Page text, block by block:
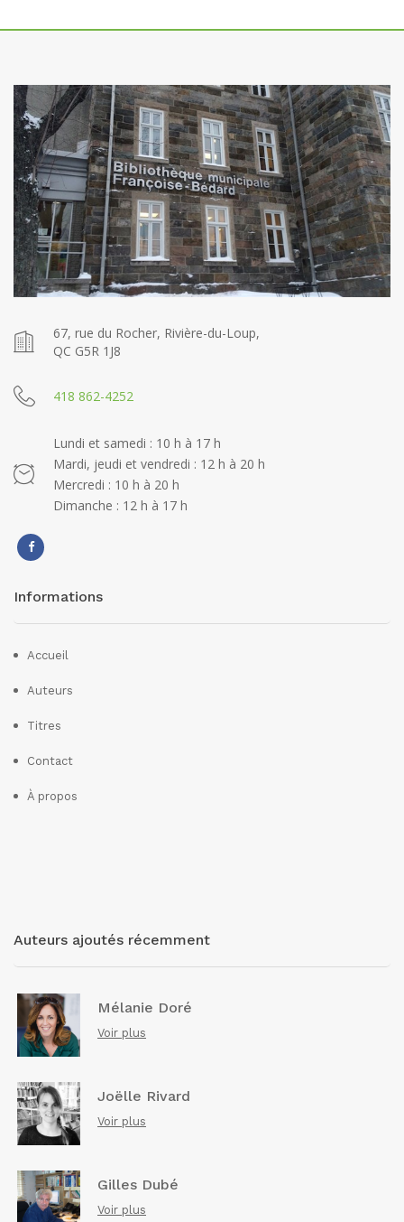
67, rue du Rocher, Rivière-du-Loup,
QC G5R 1J8
418 862-4252
Lundi et samedi : 10 h à 17 h
Mardi, jeudi et vendredi : 12 h à 20 h
Mercredi : 10 h à 20 h
Dimanche : 12 h à 17 h
Informations
Accueil
Auteurs
Titres
Contact
À propos
Auteurs ajoutés récemment
Mélanie Doré
Voir plus
Joëlle Rivard
Voir plus
Gilles Dubé
Voir plus